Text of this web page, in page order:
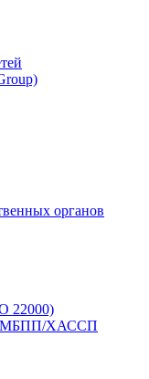
органов
22000)
СМБПП/ХАССП